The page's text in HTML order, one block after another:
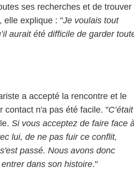
ses recherches et de trouver
elle explique : "Je voulais tout
aurait été difficile de garder
a accepté la rencontre et le
contact n'a pas été facile. "C’était
Si vous acceptez de faire face
lui, de ne pas fuir ce conflit,
passé. Nous avons donc
dans son histoire."